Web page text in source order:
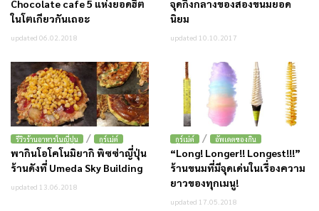
Chocolate cafe 5 แห่งยอดฮิต
ในโตเกียวกันเถอะ
updated 06.02.2018
จุดกึ่งกลางของสองขนมยอด
นิยม
updated 10.10.2017
รีวิวร้านอาหารในญี่ปุ่น / กูร์เม่ต์
พากินโอโคโนมิยากิ พิซซ่าญี่ปุ่น
ร้านดังที่ Umeda Sky Building
updated 13.06.2018
กูร์เม่ต์ / อัพเดตของกิน
“Long! Longer!! Longest!!!”
ร้านขนมที่มีจุดเด่นในเรื่องความ
ยาวของทุกเมนู!
updated 17.05.2018